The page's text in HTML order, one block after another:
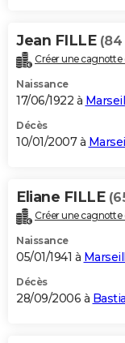
Jean FILLE (84
Créer une cagnotte
Naissance
17/06/1922 à
Décès
10/01/2007 à
Eliane FILLE
Créer une cagnotte
Naissance
05/01/1941 à
Décès
28/09/2006 à Bastia